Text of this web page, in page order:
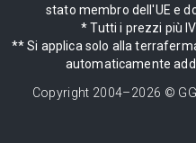
stato membro dell'UE e
* Tutti i prezzi più
** Si applica solo alla
automaticamente
Copyright 2004–2026 ©